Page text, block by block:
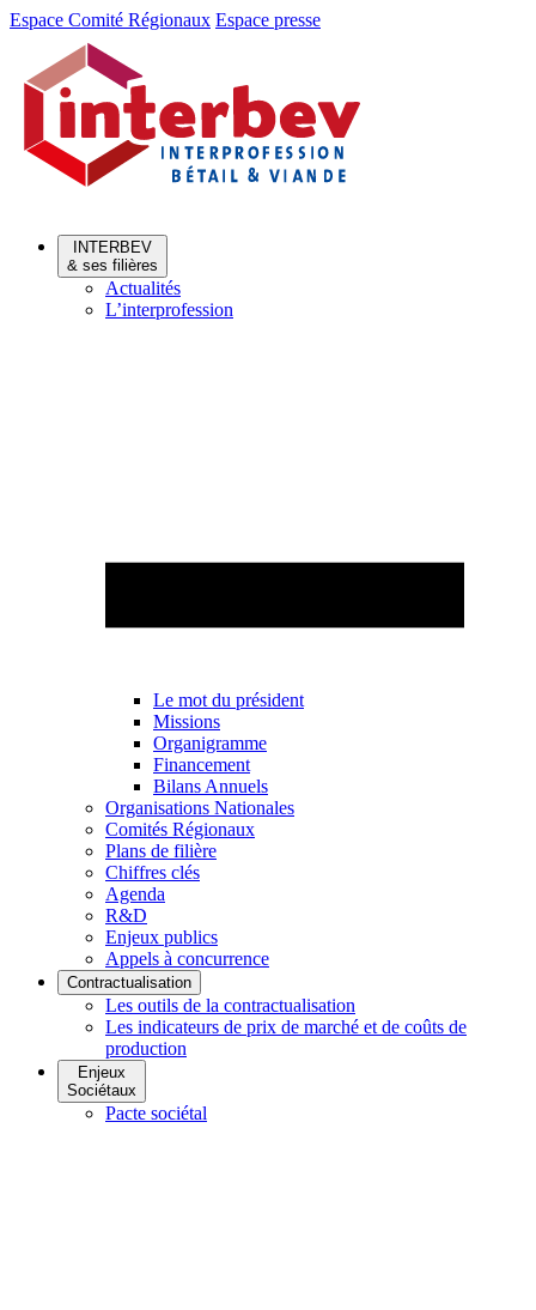
Aller
Aller
contenu
Espace Comité Régionaux Espace presse
INTERBEV
& ses filières
Actualités
L’interprofession
Le mot du président
Missions
Organigramme
Financement
Bilans Annuels
Organisations Nationales
Comités Régionaux
Plans de filière
Chiffres clés
Agenda
R&D
Enjeux publics
Appels à concurrence
Contractualisation
Les outils de la contractualisation
Les indicateurs de prix de marché et de coûts de
production
Enjeux
Sociétaux
Pacte sociétal